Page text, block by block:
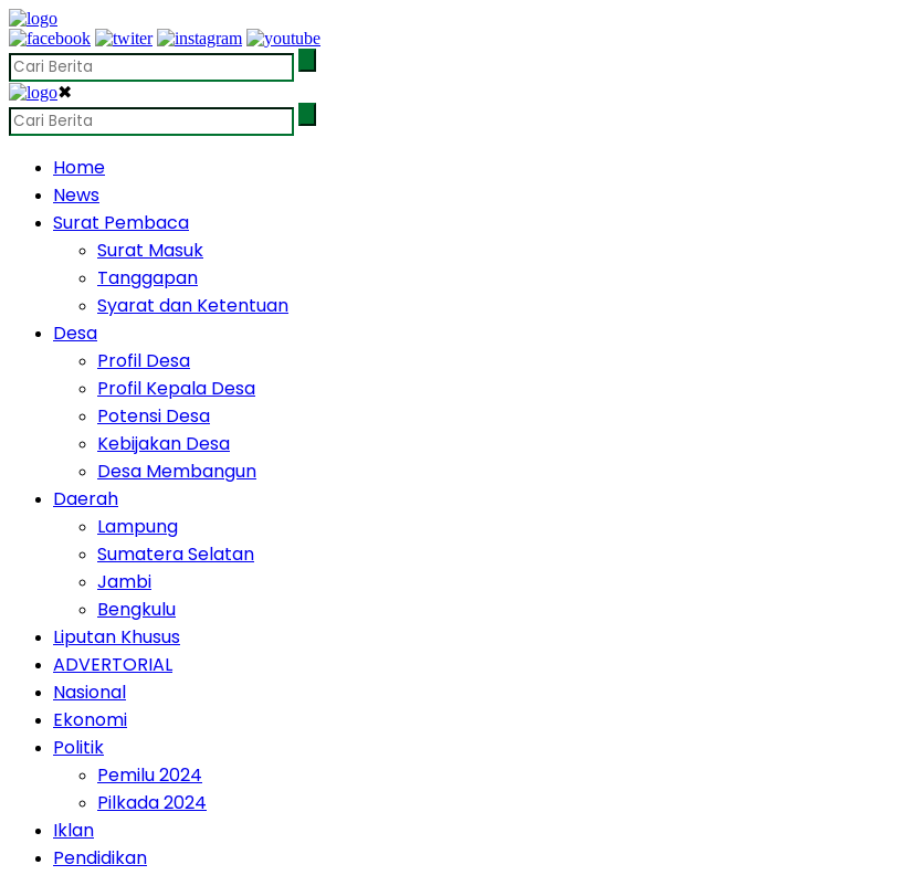
✖
Home
News
Surat Pembaca
Surat Masuk
Tanggapan
Syarat dan Ketentuan
Desa
Profil Desa
Profil Kepala Desa
Potensi Desa
Kebijakan Desa
Desa Membangun
Daerah
Lampung
Sumatera Selatan
Jambi
Bengkulu
Liputan Khusus
ADVERTORIAL
Nasional
Ekonomi
Politik
Pemilu 2024
Pilkada 2024
Iklan
Pendidikan